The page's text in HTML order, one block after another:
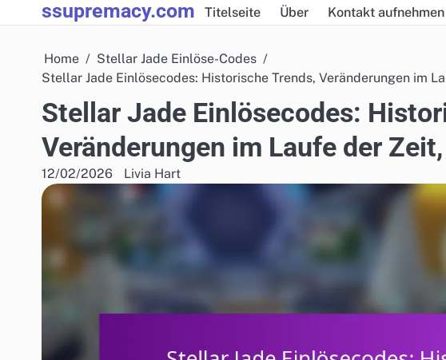
to
ssupremacy.com Titelseite Über Kontakt aufnehmen
Home
Stellar Jade Einlöse-Codes
Stellar Jade Einlösecodes: Historische Trends, Veränderungen im
Stellar Jade Einlösecodes:
Veränderungen im Laufe der
12/02/2026 Livia Hart